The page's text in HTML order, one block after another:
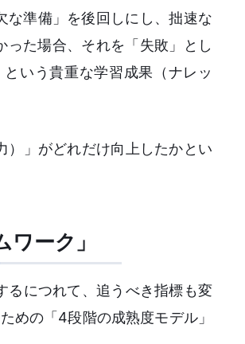
な準備」を後回しにし、拙速な
た場合、それを「失敗」とし
いう貴重な学習成果（ナレッ
）」がどれだけ向上したかとい
ーク」
るにつれて、追うべき指標も変
めの「4段階の成熟度モデル」